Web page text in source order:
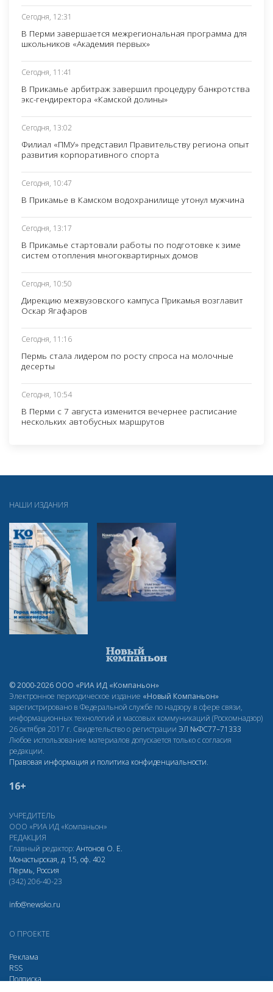
Сегодня, 12:31
В Перми завершается межрегиональная программа для
школьников «Академия первых»
Сегодня, 11:41
В Прикамье арбитраж завершил процедуру банкротства
экс-гендиректора «Камской долины»
Сегодня, 13:02
Филиал «ПМУ» представил Правительству региона опыт
развития корпоративного спорта
Сегодня, 10:47
В Прикамье в Камском водохранилище утонул мужчина
Сегодня, 13:17
В Прикамье стартовали работы по подготовке к зиме
систем отопления многоквартирных домов
Сегодня, 10:50
Дирекцию межвузовского кампуса Прикамья возглавит
Оскар Ягафаров
Сегодня, 11:16
Пермь стала лидером по росту спроса на молочные
десерты
Сегодня, 10:54
В Перми с 7 августа изменится вечернее расписание
нескольких автобусных маршрутов
НАШИ ИЗДАНИЯ
© 2000-2026 ООО «РИА ИД «Компаньон»
Электронное периодическое издание «Новый Компаньон»
зарегистрировано в Федеральной службе по надзору в сфере связи,
информационных технологий и массовых коммуникаций (Роскомнадзор)
26 октября 2017 г. Свидетельство о регистрации ЭЛ №ФС77–71333
Любое использование материалов допускается только с согласия
редакции.
Правовая информация и политика конфиденциальности.
16+
УЧРЕДИТЕЛЬ
ООО «РИА ИД «Компаньон»
РЕДАКЦИЯ
Главный редактор: Антонов О. Е.
Монастырская, д. 15, оф. 402
Пермь, Россия
(342) 206-40-23
info@newsko.ru
О ПРОЕКТЕ
Реклама
RSS
Подписка